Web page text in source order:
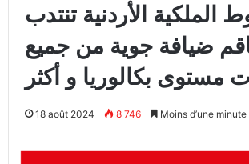
الملكية الأردنية تنتدب
ضيافة جوية من جميع
مستوى بكالوريا و أكثر
18 août 2024 8 746 Moins d’une minute